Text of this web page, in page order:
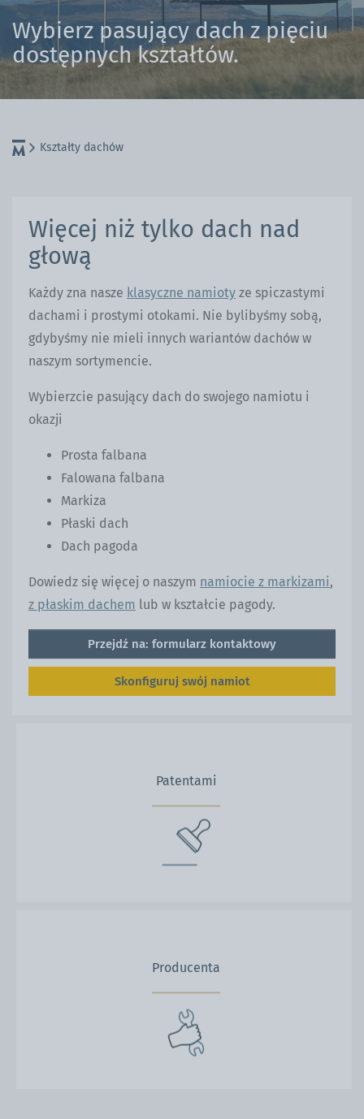
Wybierz pasujący dach z pięciu
dostępnych kształtów.
Kształty dachów
Więcej niż tylko dach nad
głową
Każdy zna nasze klasyczne namioty ze spiczastymi
dachami i prostymi otokami. Nie bylibyśmy sobą,
gdybyśmy nie mieli innych wariantów dachów w
naszym sortymencie.
Wybierzcie pasujący dach do swojego namiotu i
okazji
Prosta falbana
Falowana falbana
Markiza
Płaski dach
Dach pagoda
Dowiedz się więcej o naszym namiocie z markizami,
z płaskim dachem lub w kształcie pagody.
Przejdź na: formularz kontaktowy
Skonfiguruj swój namiot
Patentami
Producenta